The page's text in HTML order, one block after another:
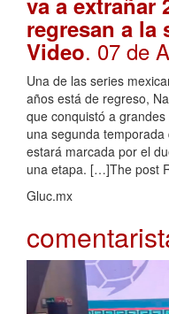
regresan a la
Video. 07 de
Una de las series
años está de regreso,
que conquistó a
una segunda
estará marcada por el
una etapa. […]The post
Gluc.mx